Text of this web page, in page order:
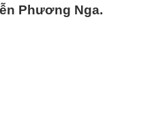
Phương Nga.